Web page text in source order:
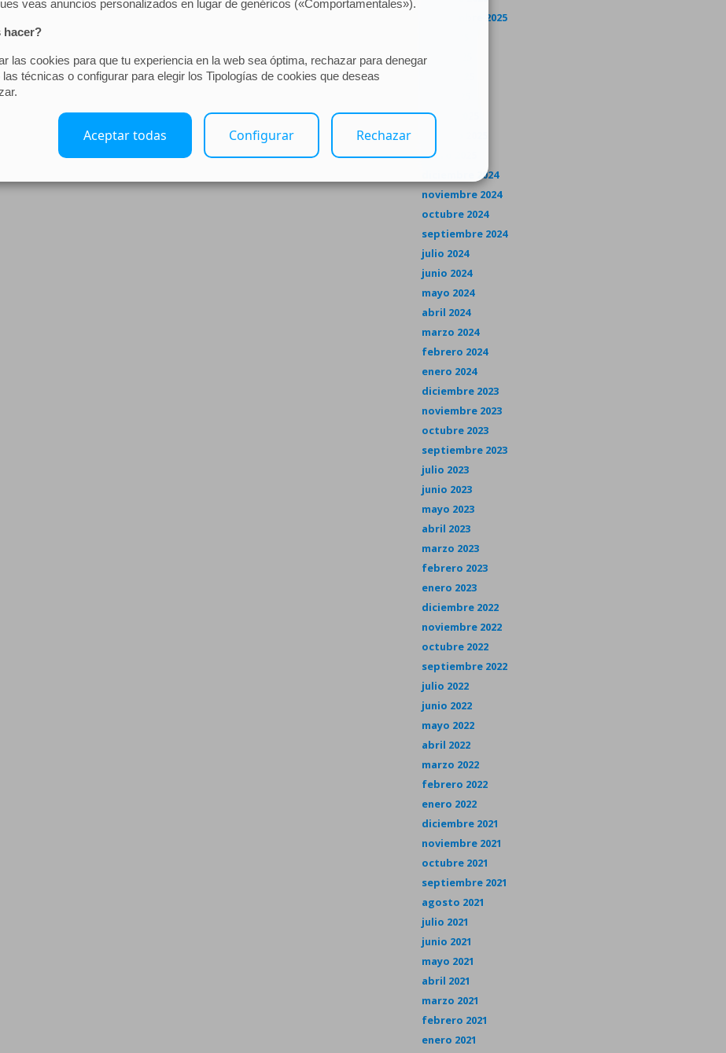
septiembre 2025
junio 2025
marzo 2025
enero 2025
diciembre 2024
noviembre 2024
octubre 2024
septiembre 2024
julio 2024
junio 2024
mayo 2024
abril 2024
marzo 2024
febrero 2024
enero 2024
diciembre 2023
noviembre 2023
octubre 2023
septiembre 2023
julio 2023
junio 2023
mayo 2023
abril 2023
marzo 2023
febrero 2023
enero 2023
diciembre 2022
noviembre 2022
octubre 2022
septiembre 2022
julio 2022
junio 2022
mayo 2022
abril 2022
marzo 2022
febrero 2022
enero 2022
diciembre 2021
noviembre 2021
octubre 2021
septiembre 2021
agosto 2021
julio 2021
junio 2021
mayo 2021
abril 2021
marzo 2021
febrero 2021
enero 2021